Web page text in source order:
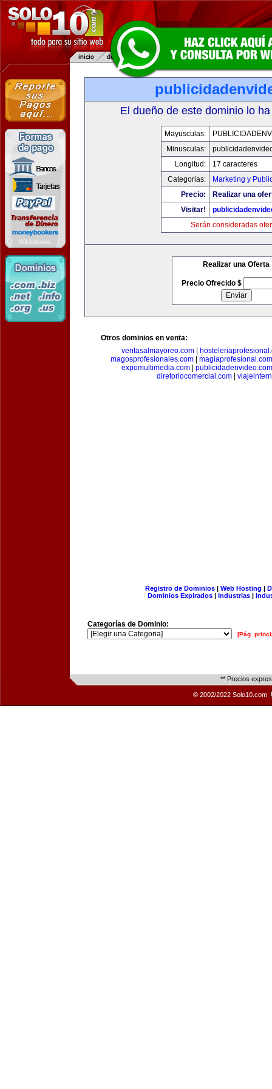
El dueño de este dominio lo
Mayusculas:
Minusculas:
Longitud:
17 caracteres
Categorias:
Marketing y
Precio:
Realizar una
Visitar!
Serán consideradas
Realizar una Oferta
Precio Ofrecido $
Otros dominios en venta:
ventasalmayoreo.com
magosprofesionales.com
magiaprofesional.com
expomultimedia.com
publicidadenvideo.com
diretoriocomercial.com
Registro de Dominios| Web Hosting |
Dominios Expirados | Industrias |
Categorías de Dominio:
[Pág.
** Precios
© 2002/2022 Solo10.com